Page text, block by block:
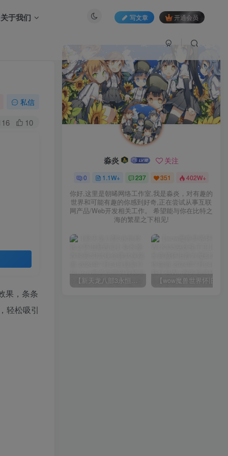
关于我们 写文章 开通会员
私信
10
果，条条
轻松吸引
淼炎 关注
0 1.1W+ 237 351 402W+
你好,这里是朝晞网络工作室,我是淼炎，对有趣的
世界和可能有趣的你感到好奇,正在尝试从事互联
网产品/Web开发相关工作。 希望能与你在比特之
海的繁星之下相见!
【新天龙八部3永恒经典之怀旧新西瓜】站长推荐经典3D武侠金庸武侠端游-2024年7月24日最新打包Linux服务端源码视频架设教程-完整PC客户端-配套GM工具！